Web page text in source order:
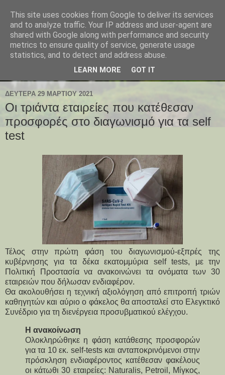
ΔΕΥΤΈΡΑ 29 ΜΑΡΤΊΟΥ 2021
Οι τριάντα εταιρείες που κατέθεσαν
προσφορές στο διαγωνισμό για τα self
test
Τέλος στην πρώτη φάση του διαγωνισμού-εξπρές της
κυβέρνησης για τα δέκα εκατομμύρια self tests, με την
Πολιτική Προστασία να ανακοινώνει τα ονόματα των 30
εταιρειών που δήλωσαν ενδιαφέρον.
Θα ακολουθήσει η τεχνική αξιολόγηση από επιτροπή τριών
καθηγητών και αύριο ο φάκελος θα αποσταλεί στο Ελεγκτικό
Συνέδριο για τη διενέργεια προσυβματικού ελέγχου.
Η ανακοίνωση
Ολοκληρώθηκε η φάση κατάθεσης προσφορών
για τα 10 εκ. self-tests και ανταποκρινόμενοι στην
πρόσκληση ενδιαφέροντος κατέθεσαν φακέλους
οι κάτωθι 30 εταιρείες: Naturalis, Petroil, Μίγκος,
This site uses cookies from Google to deliver its services
and to analyze traffic. Your IP address and user-agent are
shared with Google along with performance and security
metrics to ensure quality of service, generate usage
statistics, and to detect and address abuse.
LEARN MORE GOT IT